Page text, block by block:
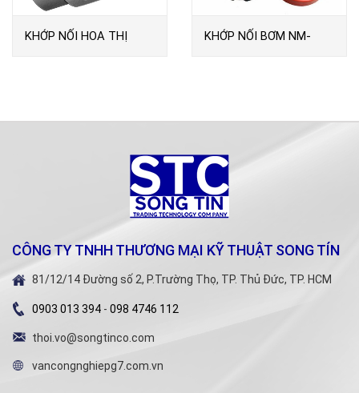
KHỚP NỐI HOA THỊ
KHỚP NỐI BƠM NM-
CÔNG TY TNHH THƯƠNG MẠI KỸ THUẬT SONG TÍN
81/12/14 Đường số 2, P.Trường Thọ, TP. Thủ Đức, TP. HCM
0903 013 394 - 098 4746 112
thoi.vo@songtinco.com
vancongnghiepg7.com.vn